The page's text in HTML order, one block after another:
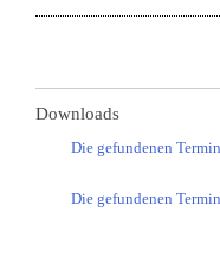
Downloads
Die gefundenen
Die gefundenen